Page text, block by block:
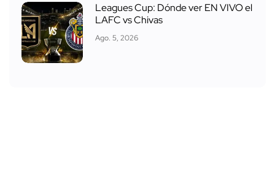
Leagues Cup: Dónde ver EN VIVO el
LAFC vs Chivas
Ago. 5, 2026